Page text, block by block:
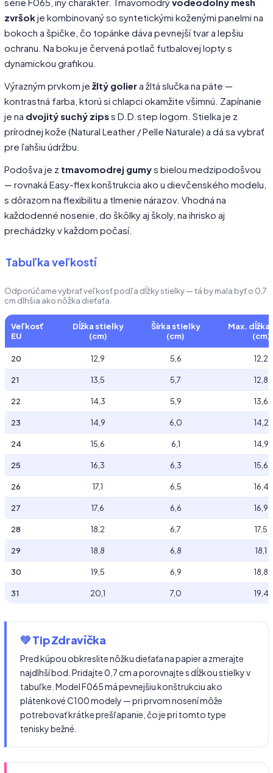
série F065, iný charakter. Tmavomodrývodeodolný mesh
zvršokje kombinovaný so syntetickými koženými panelmi na
bokoch a špičke, čo topánke dáva pevnejší tvar a lepšiu
ochranu. Na boku je červená potlač futbalovej lopty s
dynamickou grafikou.
Výrazným prvkom je žltý goliera žltá slučka na päte —
kontrastná farba, ktorú si chlapci okamžite všimnú. Zapínanie
je na dvojitý suchý zipss D.D.step logom. Stielka je z
prírodnej kože (Natural Leather / Pelle Naturale) a dá sa vybrať
pre ľahšiu údržbu.
Podošva je z tmavomodrej gumys bielou medzipodošvou
— rovnaká Easy-flex konštrukcia ako u dievčenského modelu,
s dôrazom na flexibilitu a tlmenie nárazov. Vhodná na
každodenné nosenie, do škôlky aj školy, na ihrisko aj
prechádzky v každom počasí.
Tabuľka veľkostí
Odporúčame vybrať veľkosť podľa dĺžky stielky — tá by mala byť o 0,7
cm dlhšia ako nôžka dieťaťa.
Veľkosť
EU
Dĺžka stielky
(cm)
Šírka stielky
(cm)
Max. dĺžka
(cm)
20 12,9 5,6 12,2
21 13,5 5,7 12,8
22 14,3 5,9 13,6
23 14,9 6,0 14,2
24 15,6 6,1 14,9
25 16,3 6,3 15,6
26 17,1 6,5 16,4
27 17,6 6,6 16,9
28 18,2 6,7 17,5
29 18,8 6,8 18,1
30 19,5 6,9 18,8
31 20,1 7,0 19,4
💚 Tip Zdravíčka
Pred kúpou obkreslite nôžku dieťaťa na papier a zmerajte
najdlhší bod. Pridajte 0,7 cm a porovnajte s dĺžkou stielky v
tabuľke. Model F065 má pevnejšiu konštrukciu ako
plátenkové C100 modely — pri prvom nosení môže
potrebovať krátke prešľapanie, čo je pri tomto type
tenisky bežné.